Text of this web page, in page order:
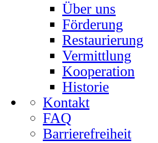
Über uns
Förderung
Restaurierung
Vermittlung
Kooperation
Historie
Kontakt
FAQ
Barrierefreiheit